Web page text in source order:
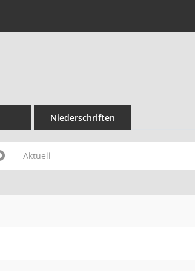
Niederschriften
Aktuell